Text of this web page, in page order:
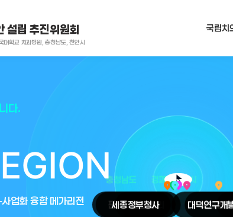
설립 추진위원회
대학교 치과병원, 충청남도, 천안시
국립치
다.
업화 융합 메가리전
arrow_selector_tool
경기도
충청남도 대전광역시
place
천안시
place
세종정부청사
place
판교테크노밸리
place
오송첨
place
대덕연구개
place